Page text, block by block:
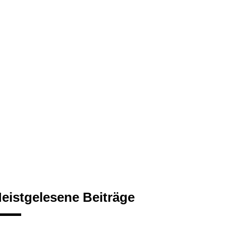
Beiträge